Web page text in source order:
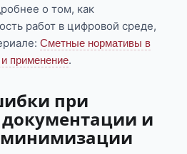
о том, как
работ в цифровой среде,
Сметные нормативы в
применение.
при
документации и
минимизации